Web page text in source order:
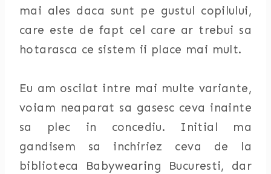
mai ales daca sunt pe gustul copilului,
care este de fapt cel care ar trebui sa
hotarasca ce sistem ii place mai mult.
Eu am oscilat intre mai multe variante,
voiam neaparat sa gasesc ceva inainte
sa plec in concediu. Initial ma
gandisem sa inchiriez ceva de la
biblioteca Babywearing Bucuresti, dar